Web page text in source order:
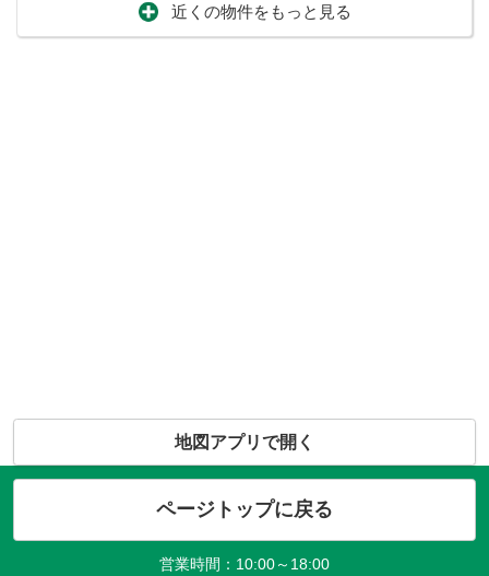
近くの物件をもっと見る
地図アプリで開く
ページトップに戻る
営業時間：10:00～18:00